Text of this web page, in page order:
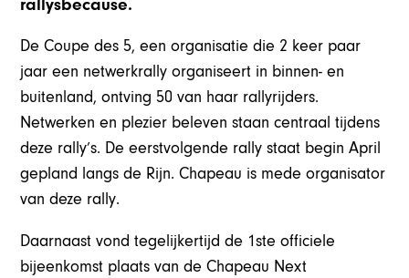
rallysbecause.
De Coupe des 5, een organisatie die 2 keer paar
jaar een netwerkrally organiseert in binnen- en
buitenland, ontving 50 van haar rallyrijders.
Netwerken en plezier beleven staan centraal tijdens
deze rally’s. De eerstvolgende rally staat begin April
gepland langs de Rijn. Chapeau is mede organisator
van deze rally.
Daarnaast vond tegelijkertijd de 1ste officiele
bijeenkomst plaats van de Chapeau Next